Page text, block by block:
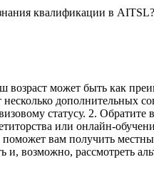
квалификации в
возраст может быть как
дополнительных
статусу. 2. Обратите
или онлайн-
поможет вам получить
и, возможно, рассмотреть